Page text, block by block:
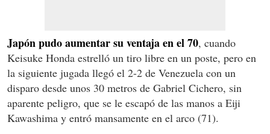
Japón pudo aumentar su ventaja en el 70, cuando
Keisuke Honda estrelló un tiro libre en un poste, pero en
la siguiente jugada llegó el 2-2 de Venezuela con un
disparo desde unos 30 metros de Gabriel Cichero, sin
aparente peligro, que se le escapó de las manos a Eiji
Kawashima y entró mansamente en el arco (71).